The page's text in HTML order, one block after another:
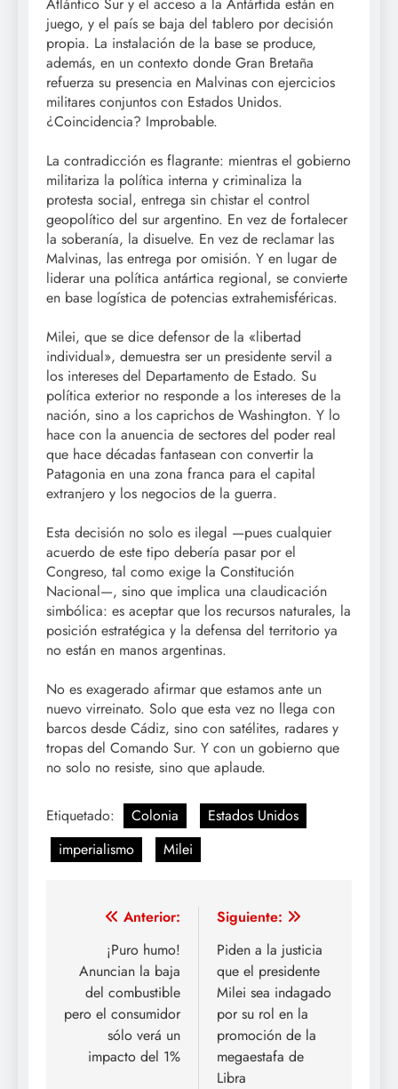
juego, y el país se baja del tablero por decisión
propia. La instalación de la base se produce,
además, en un contexto donde Gran Bretaña
refuerza su presencia en Malvinas con ejercicios
militares conjuntos con Estados Unidos.
¿Coincidencia? Improbable.
La contradicción es flagrante: mientras el gobierno
militariza la política interna y criminaliza la
protesta social, entrega sin chistar el control
geopolítico del sur argentino. En vez de fortalecer
la soberanía, la disuelve. En vez de reclamar las
Malvinas, las entrega por omisión. Y en lugar de
liderar una política antártica regional, se convierte
en base logística de potencias extrahemisféricas.
Milei, que se dice defensor de la «libertad
individual», demuestra ser un presidente servil a
los intereses del Departamento de Estado. Su
política exterior no responde a los intereses de la
nación, sino a los caprichos de Washington. Y lo
hace con la anuencia de sectores del poder real
que hace décadas fantasean con convertir la
Patagonia en una zona franca para el capital
extranjero y los negocios de la guerra.
Esta decisión no solo es ilegal —pues cualquier
acuerdo de este tipo debería pasar por el
Congreso, tal como exige la Constitución
Nacional—, sino que implica una claudicación
simbólica: es aceptar que los recursos naturales, la
posición estratégica y la defensa del territorio ya
no están en manos argentinas.
No es exagerado afirmar que estamos ante un
nuevo virreinato. Solo que esta vez no llega con
barcos desde Cádiz, sino con satélites, radares y
tropas del Comando Sur. Y con un gobierno que
no solo no resiste, sino que aplaude.
Etiquetado: Colonia
Estados Unidos
imperialismo
Milei
Navegación
entradas
Anterior:
¡Puro humo!
Anuncian la baja
del combustible
pero el consumidor
sólo verá un
impacto del 1%
Siguiente:
Piden a la justicia
que el presidente
Milei sea indagado
por su rol en la
promoción de la
megaestafa de
Libra